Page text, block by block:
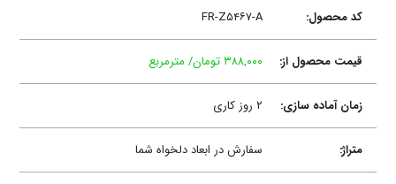
کد محصول: FR-Z۵۴۶۷-A
قیمت محصول از: ۳۸۸,۰۰۰ تومان/ مترمربع
زمان آماده سازی: ۲ روز کاری
متراژ: سفارش در ابعاد دلخواه شما